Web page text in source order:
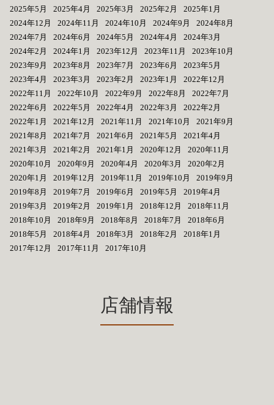
2025年5月
2025年4月 2025年3月 2025年2月
2025年1月
2024年12月
2024年11月 2024年10月 2024年9月
2024年8月
2024年7月
2024年6月 2024年5月 2024年4月
2024年3月
2024年2月
2024年1月 2023年12月 2023年11月
2023年10月
2023年9月
2023年8月 2023年7月 2023年6月
2023年5月
2023年4月
2023年3月 2023年2月 2023年1月
2022年12月
2022年11月
2022年10月 2022年9月 2022年8月
2022年7月
2022年6月
2022年5月 2022年4月 2022年3月
2022年2月
2022年1月
2021年12月 2021年11月 2021年10月
2021年9月
2021年8月
2021年7月 2021年6月 2021年5月
2021年4月
2021年3月
2021年2月 2021年1月 2020年12月
2020年11月
2020年10月
2020年9月 2020年4月 2020年3月
2020年2月
2020年1月
2019年12月 2019年11月 2019年10月
2019年9月
2019年8月
2019年7月 2019年6月 2019年5月
2019年4月
2019年3月
2019年2月 2019年1月 2018年12月
2018年11月
2018年10月
2018年9月 2018年8月 2018年7月
2018年6月
2018年5月
2018年4月 2018年3月 2018年2月
2018年1月
2017年12月
2017年11月 2017年10月
店舗情報